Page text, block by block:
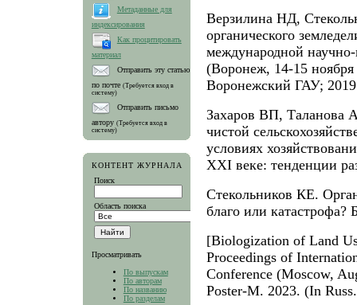
Метаданные для
индексирования
Как процитировать
материал
Отправить эту статью
по почте (Требуется вход в
систему)
Отправить письмо
автору (Требуется вход в
систему)
КОНТЕНТ ЖУРНАЛА
Поиск
Область поиска
Просматривать
По выпускам
По авторам
По названию
По разделам
Верзилина НД,
органического
международной
(Воронеж, 14-15
Воронежский ГАУ;
Захаров ВП, Таланова
чистой
условиях
XXI веке: тенденции
Стекольников КЕ.
благо или катастрофа?
[Biologization of Land
Proceedings of
Conference (Moscow,
Poster-M. 2023. (In